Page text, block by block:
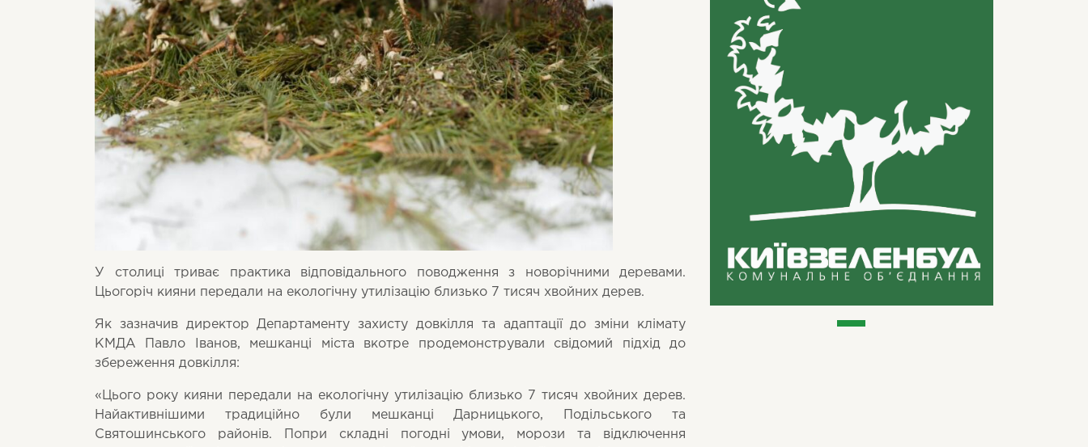
У столиці триває практика відповідального поводження з новорічними деревами.
Цьогоріч кияни передали на екологічну утилізацію близько 7 тисяч хвойних дерев.
Як зазначив директор Департаменту захисту довкілля та адаптації до зміни клімату
КМДА Павло Іванов, мешканці міста вкотре продемонстрували свідомий підхід до
збереження довкілля:
«Цього року кияни передали на екологічну утилізацію близько 7 тисяч хвойних дерев.
Найактивнішими традиційно були мешканці Дарницького, Подільського та
Святошинського районів. Попри складні погодні умови, морози та відключення